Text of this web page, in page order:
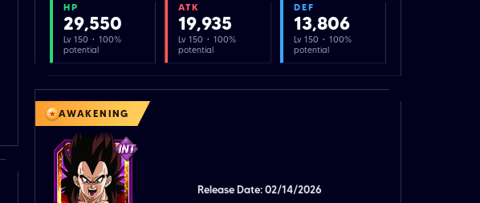
HP
29,550
Lv 150 · 100%
potential
ATK
19,935
Lv 150 · 100%
potential
DEF
13,806
Lv 150 · 100%
potential
AWAKENING
Release Date: 02/14/2026